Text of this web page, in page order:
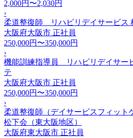
2,000円〜2,030円
›
柔道整復師 リハビリデイサービス
大阪府大阪市 正社員
250,000円〜350,000円
›
機能訓練指導員 リハビリデイサー
テ
大阪府大阪市 正社員
250,000円〜350,000円
›
柔道整復師（デイサービスフィッ
松下会（東大阪地区）
大阪府東大阪市 正社員